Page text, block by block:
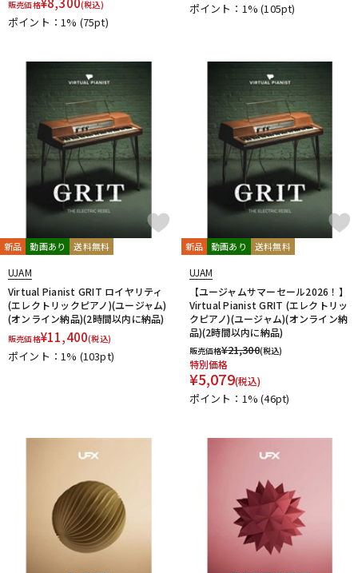
販売価格 (税込)
ポイント：1% (75pt)
ポイント：1%(105pt)
新品 動画あり 送料無料
UJAM
Virtual Pianist GRIT ロイヤリティ
(エレクトリックピアノ)(ユージャム)
(オンライン納品)(2時間以内に納品)
販売価格¥11,400(税込)
ポイント：1% (103pt)
新品 動画あり 送料無料
UJAM
【ユージャムサマーセール2026！】
Virtual Pianist GRIT (エレクトリッ
クピアノ)(ユージャム)(オンライン納
品)(2時間以内に納品)
販売価格¥21,300(税込)
特別価格
¥5,079(税込)
ポイント：1%(46pt)